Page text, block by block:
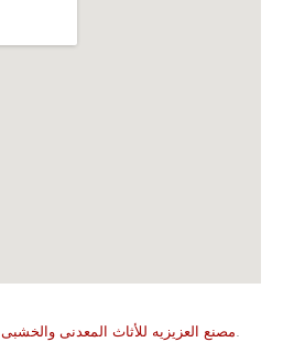
مصنع العزيزيه للأثاث المعدنى والخشبى– جميع الحقوق محفوظه.